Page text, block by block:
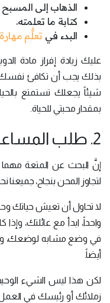
الذهاب إلى المسبح
كتابة ما تعلمته.
البدء في تعلُّم
بذلك يجب أن تكافئ نفسك
شيئاً يجعلك تستمتع
بمقدار محبتي للحياة.
2. طلب المساعدة:
إنَّ البحث عن المتعة
لتجاوز المحن بنجاح، جميعنا
لا تحاول أن تعيش حياتك
واحداً، ابدأ مع عائلتك،
في وضع مشابه لوضعك،
أيضاً.
لكن هذا ليس الشيء
زملائك أو رئيسك في